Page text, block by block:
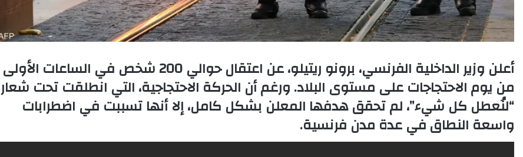
أعلن وزير الداخلية الفرنسي، برونو ريتيلو، عن اعتقال حوالي 200 شخص في الساعات الأولى
من يوم الاحتجاجات على مستوى البلاد. ورغم أن الحركة الاحتجاجية، التي انطلقت تحت شعار
“لنُعطل كل شيء”، لم تحقق هدفها المعلن بشكل كامل، إلا أنها تسببت في اضطرابات
واسعة النطاق في عدة مدن فرنسية.